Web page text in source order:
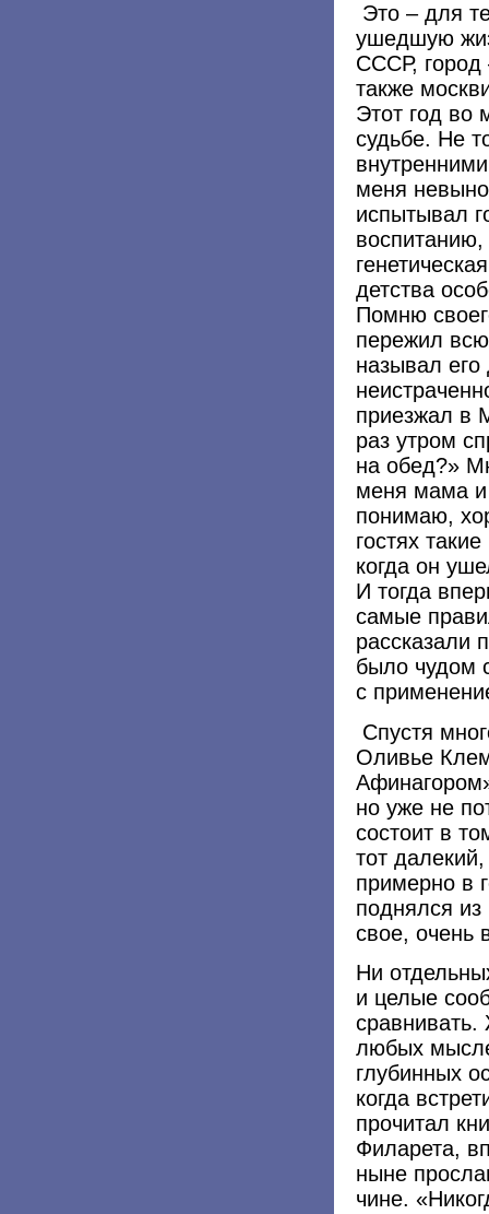
Это – для
ушедшую
СССР, город
также
Этот год во
судьбе. Не
меня
испытывал
детства
Помню
пережил
называл
приезжал в
раз утром
на обед?»
меня мама и
понимаю,
гостях
когда он
И тогда
самые
рассказали
было чудом
с
Спустя
Оливье
но уже не
состоит в
тот
примерно в
поднялся
свое, очень
Ни
и целые
любых
глубинных
когда
прочитал
Филарета,
ныне
чине.